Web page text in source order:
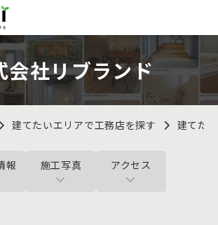
会社リブランド
建てたいエリアで工務店を探す 建てた
報 施工写真 アクセス